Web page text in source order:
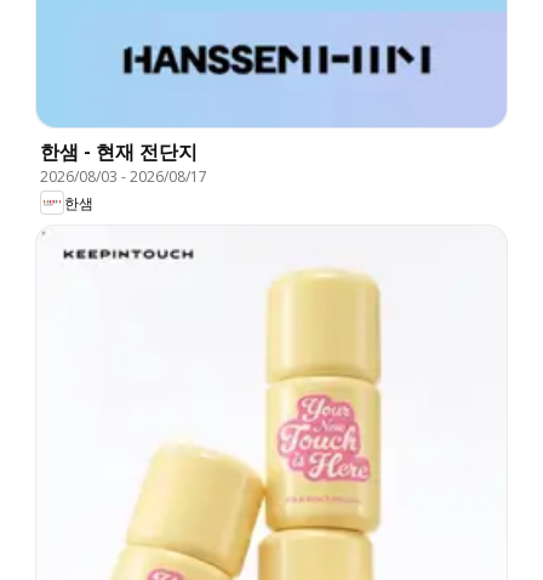
한샘 - 현재 전단지
2026/08/03 -2026/08/17
한샘